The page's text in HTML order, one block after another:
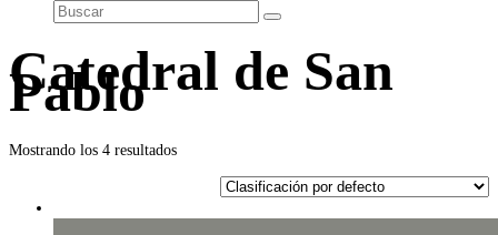
Buscar
Enviar
Catedral de San
Pablo
Mostrando los 4 resultados